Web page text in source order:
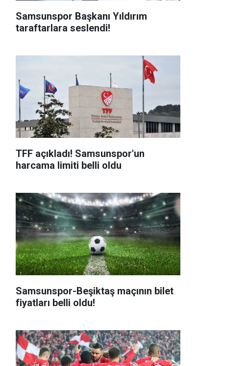
Samsunspor Başkanı Yıldırım
taraftarlara seslendi!
TFF açıkladı! Samsunspor'un
harcama limiti belli oldu
Samsunspor-Beşiktaş maçının bilet
fiyatları belli oldu!